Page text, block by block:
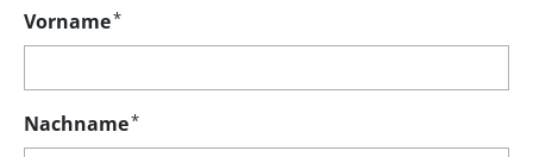
Vorname*
Nachname*